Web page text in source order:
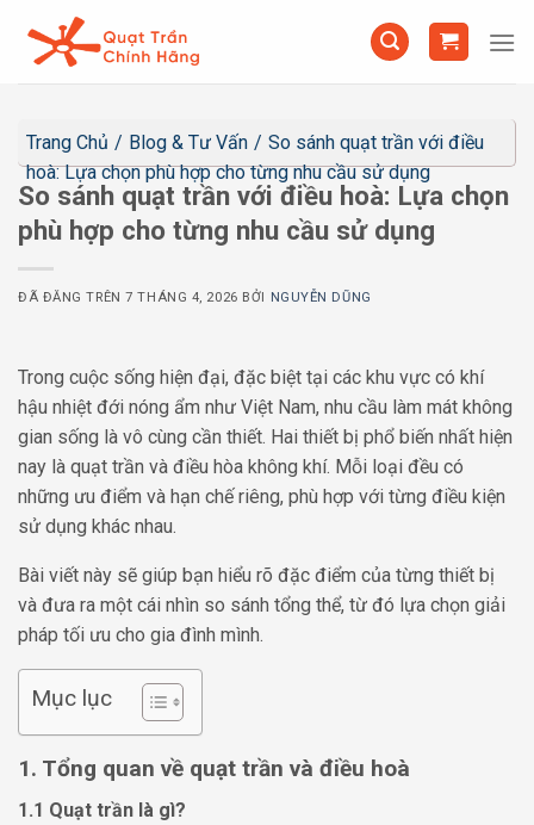
đến
Trang Chủ / Blog & Tư Vấn / So sánh quạt trần với điều
hoà: Lựa chọn phù hợp cho từng nhu cầu sử dụng
So sánh quạt trần với điều hoà: Lựa chọn
phù hợp cho từng nhu cầu sử dụng
ĐÃ ĐĂNG TRÊN7 THÁNG 4, 2026 BỞI NGUYỄN DŨNG
Trong cuộc sống hiện đại, đặc biệt tại các khu vực có khí
hậu nhiệt đới nóng ẩm như Việt Nam, nhu cầu làm mát không
gian sống là vô cùng cần thiết. Hai thiết bị phổ biến nhất hiện
nay là quạt trần và điều hòa không khí. Mỗi loại đều có
những ưu điểm và hạn chế riêng, phù hợp với từng điều kiện
sử dụng khác nhau.
Bài viết này sẽ giúp bạn hiểu rõ đặc điểm của từng thiết bị
và đưa ra một cái nhìn so sánh tổng thể, từ đó lựa chọn giải
pháp tối ưu cho gia đình mình.
Mục lục
1. Tổng quan về quạt trần và điều hoà
1.1 Quạt trần là gì?